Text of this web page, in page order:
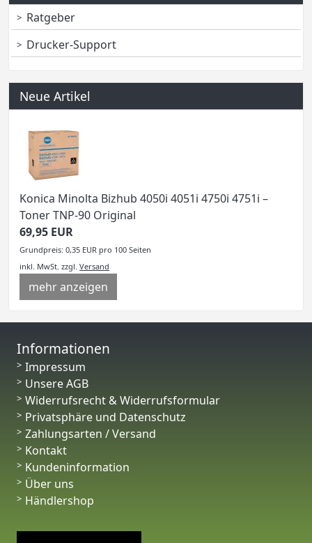
Ratgeber
Drucker-Support
Neue Artikel
Konica Minolta Bizhub 4050i 4051i 4750i 4751i –
Toner TNP-90 Original
69,95 EUR
Grundpreis: 0,35 EUR pro 100 Seiten
inkl. MwSt. zzgl. Versand
mehr anzeigen
Informationen
Impressum
Unsere AGB
Widerrufsrecht & Widerrufsformular
Privatsphäre und Datenschutz
Zahlungsarten / Versand
Kontakt
Kundeninformation
Über uns
Händlershop